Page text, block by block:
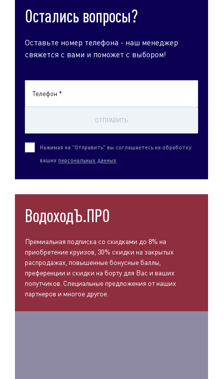
Остались вопросы?
Оставьте номер телефона - наш менеджер
свяжется с вами и поможет с выбором!
Телефон *
ОТПРАВИТЬ
Нажимая на "Отправить" вы соглашаетесь на обработку
ваших персональных данных
ВодоходЪ.ПРО
Премиальная подписка со скидками до 8% на
приобретение круизов, 30% скидки на закрытых
распродажах, повышенные бонусные баллы,
преференции и скидки на борту для Вас и ваших
попутчиков. Специальные предложения от наших
партнеров и многое другое.